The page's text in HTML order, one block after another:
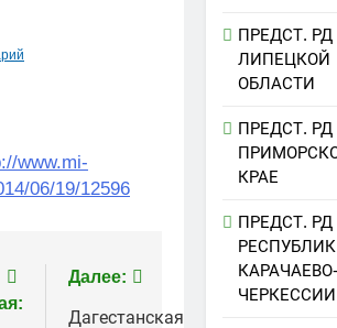
www.mi-
06/19/12596
Далее:
Дагестанская
ПРЕДСТ. РД
ЛИПЕЦКОЙ
ОБЛАСТИ
ПРЕДСТ. РД
КРАЕ
ПРЕДСТ. РД
КАРАЧАЕВО-
ЧЕРКЕССИИ